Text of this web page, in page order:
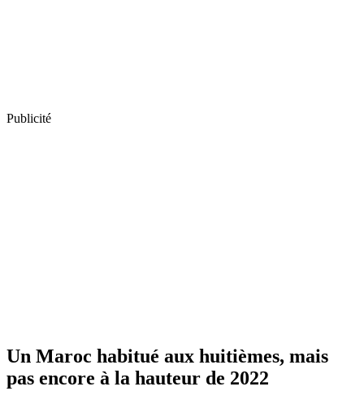
Publicité
Un Maroc habitué aux huitièmes, mais
pas encore à la hauteur de 2022